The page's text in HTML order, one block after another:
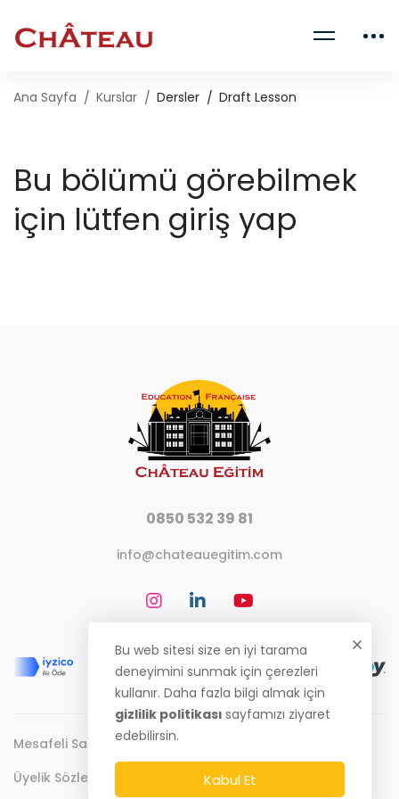
Ana Sayfa Kurslar Dersler Draft Lesson
Bu bölümü görebilmek
için lütfen giriş yap
0850 532 39 81
info@chateauegitim.com
Mesafeli Satış Sözleşmesi
Üyelik Sözleşmesi
Bu web sitesi size en iyi tarama
deneyimini sunmak için çerezleri
kullanır. Daha fazla bilgi almak için
gizlilik politikası sayfamızı ziyaret
edebilirsin.
Kabul Et